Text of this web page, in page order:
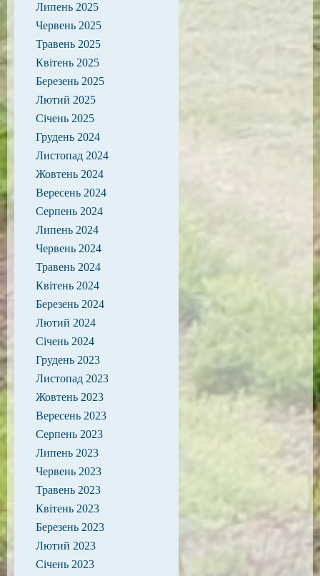
Липень 2025
Червень 2025
Травень 2025
Квітень 2025
Березень 2025
Лютий 2025
Січень 2025
Грудень 2024
Листопад 2024
Жовтень 2024
Вересень 2024
Серпень 2024
Липень 2024
Червень 2024
Травень 2024
Квітень 2024
Березень 2024
Лютий 2024
Січень 2024
Грудень 2023
Листопад 2023
Жовтень 2023
Вересень 2023
Серпень 2023
Липень 2023
Червень 2023
Травень 2023
Квітень 2023
Березень 2023
Лютий 2023
Січень 2023